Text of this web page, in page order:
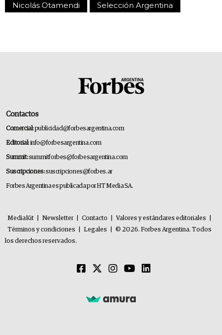
Nicolás Otamendi
Selección Argentina
Contactos
Comercial:publicidad@forbesargentina.com
Editorial:info@forbesargentina.com
Summit:summitforbes@forbesargentina.com
Suscripciones:suscripciones@forbes.ar
Forbes Argentina es publicada por HT Media SA.
MediaKit Newsletter Contacto Valores y estándares editoriales
Términos y condiciones
Legales
© 2026. Forbes Argentina. Todos
los derechos reservados.